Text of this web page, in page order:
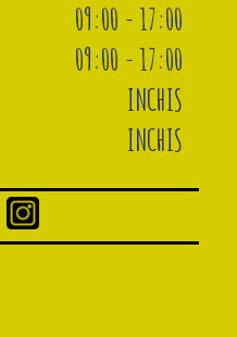
09:00 - 17:00
09:00 - 17:00
INCHIS
INCHIS